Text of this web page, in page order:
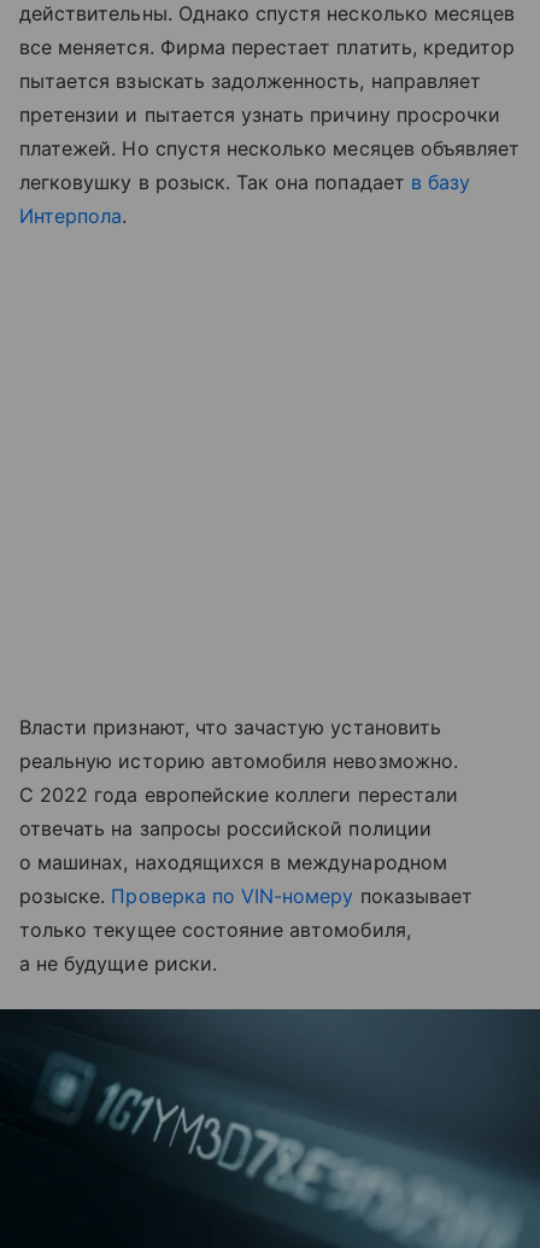
действительны. Однако спустя несколько месяцев
все меняется. Фирма перестает платить, кредитор
пытается взыскать задолженность, направляет
претензии и пытается узнать причину просрочки
платежей. Но спустя несколько месяцев объявляет
легковушку в розыск. Так она попадает в базу
Интерпола.
Власти признают, что зачастую установить
реальную историю автомобиля невозможно.
С 2022 года европейские коллеги перестали
отвечать на запросы российской полиции
о машинах, находящихся в международном
розыске. Проверка по VIN-номеру показывает
только текущее состояние автомобиля,
а не будущие риски.